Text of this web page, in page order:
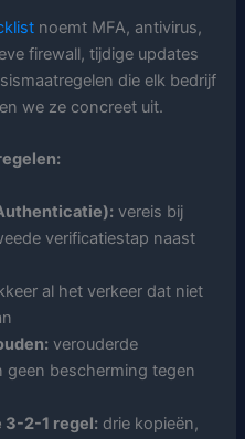
noemt MFA, antivirus,
firewall, tijdige updates
die elk bedrijf
we ze concreet uit.
vereis bij
verificatiestap naast
al het verkeer dat niet
verouderde
geen bescherming tegen
3-2-1 regel: drie kopieën,